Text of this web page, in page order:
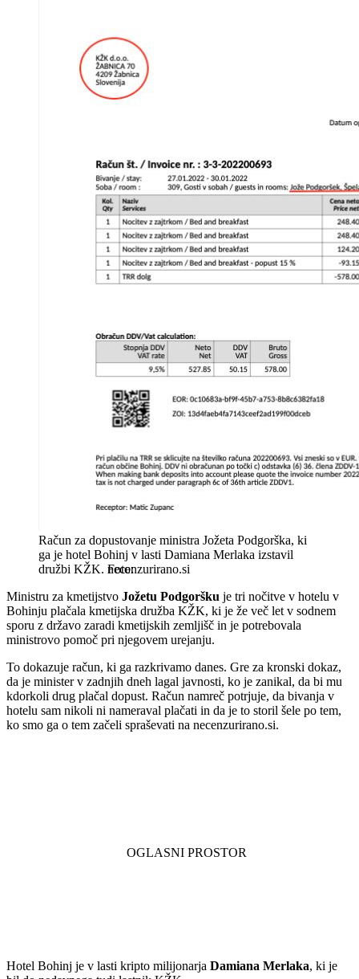
Račun za dopustovanje ministra Jožeta Podgorška, ki
ga je hotel Bohinj v lasti Damiana Merlaka izstavil
družbi KŽK. necenzurirano.si
Ministru za kmetijstvo Jožetu Podgoršku je tri nočitve v hotelu v
Bohinju plačala kmetijska družba KŽK, ki je že več let v sodnem
sporu z državo zaradi kmetijskih zemljišč in je potrebovala
ministrovo pomoč pri njegovem urejanju.
To dokazuje račun, ki ga razkrivamo danes. Gre za kronski dokaz,
da je minister v zadnjih dneh lagal javnosti, ko je zanikal, da bi mu
kdorkoli drug plačal dopust. Račun namreč potrjuje, da bivanja v
hotelu sam nikoli ni nameraval plačati in da je to storil šele po tem,
ko smo ga o tem začeli spraševati na necenzurirano.si.
Hotel Bohinj je v lasti kripto milijonarja Damiana Merlaka, ki je